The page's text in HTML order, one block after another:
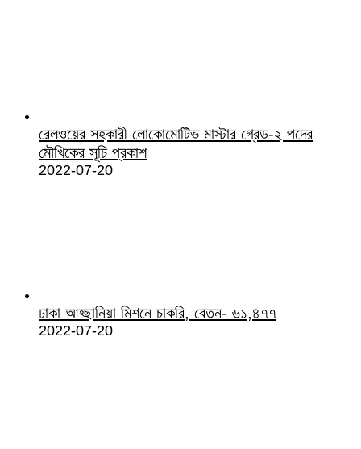
রেলওয়ের সহকারী লোকোমোটিভ মাস্টার গ্রেড-২ পদের
মৌখিকের সূচি প্রকাশ
2022-07-20
ঢাকা আহ্ছানিয়া মিশনে চাকরি, বেতন- ৬১,৪৭৭
2022-07-20